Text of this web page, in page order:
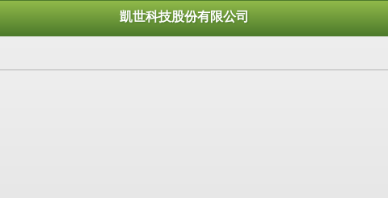
凱世科技股份有限公司